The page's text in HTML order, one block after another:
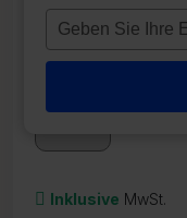
39,95€
Auf Lager
Inklusive MwSt.
naam
Typ
e-
in